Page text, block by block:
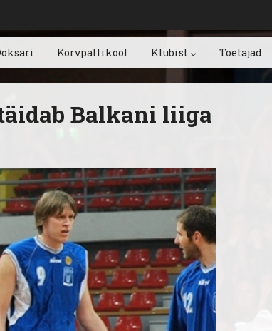
Korvpallikool Klubist Toetajad
Balkani liiga